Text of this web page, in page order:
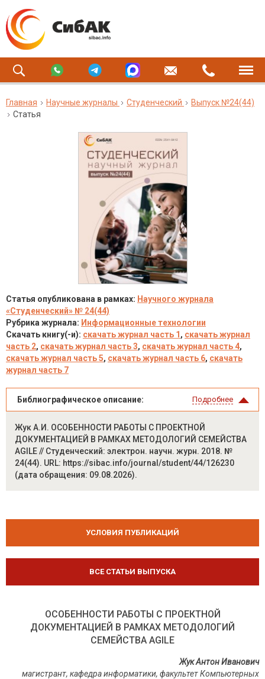
Главная Научные журналы Студенческий
Выпуск №24(44)
Статья
Статья опубликована в рамках: Научного журнала
«Студенческий» № 24(44)
Рубрика журнала: Информационные технологии
Скачать книгу(-и): скачать журнал часть 1 , скачать журнал
часть 2, скачать журнал часть 3, скачать журнал часть 4,
скачать журнал часть 5, скачать журнал часть 6, скачать
журнал часть 7
Библиографическое описание: Подробнее
Жук А.И. ОСОБЕННОСТИ РАБОТЫ С ПРОЕКТНОЙ
ДОКУМЕНТАЦИЕЙ В РАМКАХ МЕТОДОЛОГИЙ СЕМЕЙСТВА
AGILE // Студенческий: электрон. научн. журн. 2018. №
24(44). URL: https://sibac.info/journal/student/44/126230
(дата обращения: 09.08.2026).
УСЛОВИЯ ПУБЛИКАЦИЙ
ВСЕ СТАТЬИ ВЫПУСКА
ОСОБЕННОСТИ РАБОТЫ С ПРОЕКТНОЙ
ДОКУМЕНТАЦИЕЙ В РАМКАХ МЕТОДОЛОГИЙ
СЕМЕЙСТВА AGILE
Жук Антон Иванович
магистрант, кафедра информатики, факультет Компьютерных